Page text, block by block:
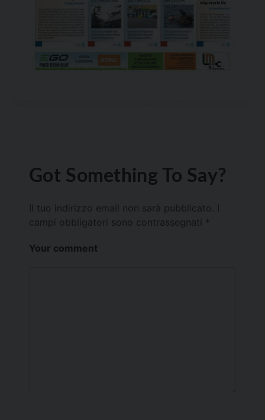
Got Something To Say?
Il tuo indirizzo email non sarà pubblicato.
campi obbligatori sono contrassegnati *
Your comment